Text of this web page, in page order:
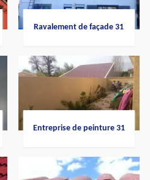
Ravalement de façade 31
Entreprise de peinture 31